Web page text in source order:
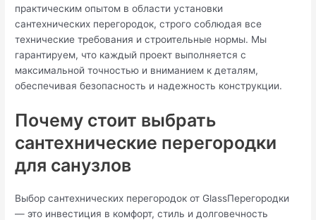
практическим опытом в области установки
сантехнических перегородок, строго соблюдая все
технические требования и строительные нормы. Мы
гарантируем, что каждый проект выполняется с
максимальной точностью и вниманием к деталям,
обеспечивая безопасность и надежность конструкции.
Почему стоит выбрать
сантехнические перегородки
для санузлов
Выбор сантехнических перегородок от GlassПерегородки
— это инвестиция в комфорт, стиль и долговечность